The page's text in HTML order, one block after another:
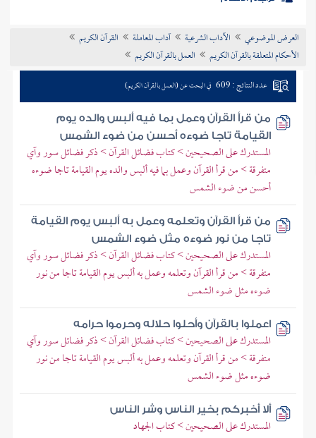
موضوعي
تراجم الأعلام
العرض الموضوعي الآداب الشرعية آداب المعاملة
القرآن الكريم
الأحكام المتعلقة بالقرآن الكريم
العمل بالقرآن الكريم
عدد النتائج : 609 في البحث عن (العمل بالقرآن الكريم)
من قرأ القرآن وعمل بما فيه ألبس والده يوم
القيامة تاجا ضوءه أحسن من ضوء الشمس
المستدرك على الصحيحين > كتاب فضائل القرآن > ذكر فضائل سور وآي
متفرقة > من قرأ القرآن وعمل بما فيه ألبس والده يوم القيامة تاجا ضوءه
أحسن من ضوء الشمس
من قرأ القرآن وتعلمه وعمل به ألبس يوم القيامة
تاجا من نور ضوءه مثل ضوء الشمس
المستدرك على الصحيحين > كتاب فضائل القرآن > ذكر فضائل سور وآي
متفرقة > من قرأ القرآن وتعلمه وعمل به ألبس يوم القيامة تاجا من نور
ضوءه مثل ضوء الشمس
اعملوا بالقرآن وأحلوا حلاله وحرموا حرامه
المستدرك على الصحيحين > كتاب فضائل القرآن > ذكر فضائل سور وآي
متفرقة > من قرأ القرآن وتعلمه وعمل به ألبس يوم القيامة تاجا من نور
ضوءه مثل ضوء الشمس
ألا أخبركم بخير الناس وشر الناس
المستدرك على الصحيحين > كتاب الجهاد